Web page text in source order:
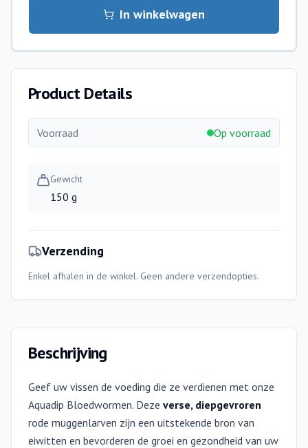
In winkelwagen
Product Details
Voorraad Op voorraad
Gewicht
150 g
Verzending
Enkel afhalen in de winkel. Geen andere verzendopties.
Beschrijving
Geef uw vissen de voeding die ze verdienen met onze
Aquadip Bloedwormen. Deze verse, diepgevroren
rode muggenlarven zijn een uitstekende bron van
eiwitten en bevorderen de groei en gezondheid van uw